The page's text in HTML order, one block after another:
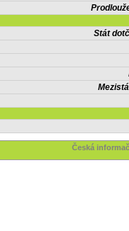
Stát
Česká